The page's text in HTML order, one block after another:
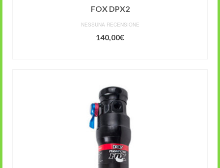
FOX DPX2
NESSUNA RECENSIONE
140,00€